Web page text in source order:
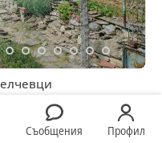
Съобщения Профил